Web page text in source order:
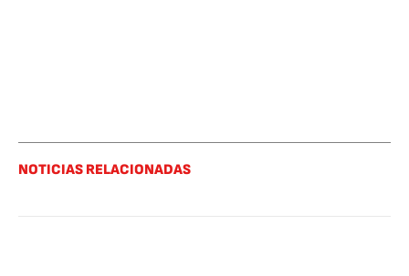
NOTICIAS RELACIONADAS